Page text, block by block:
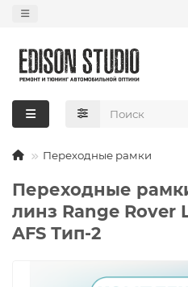
Переходные рамки
Переходные
линз Range Rover
AFS Тип-2